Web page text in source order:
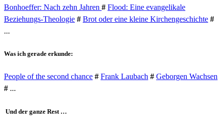
Bonhoeffer: Nach zehn Jahren # Flood: Eine evangelikale
Beziehungs-Theologie # Brot oder eine kleine Kirchengeschichte #
...
Was ich gerade erkunde:
People of the second chance # Frank Laubach # Geborgen Wachsen
# ...
Und der ganze Rest …